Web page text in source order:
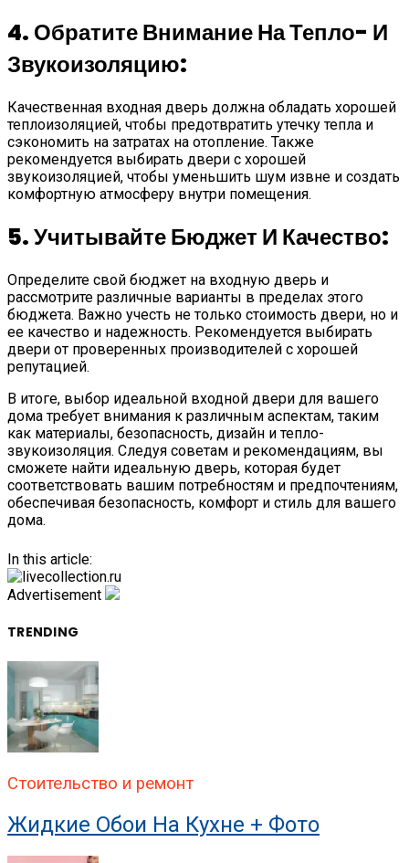
4. Обратите Внимание На Тепло- И
Звукоизоляцию:
Качественная входная дверь должна обладать хорошей
теплоизоляцией, чтобы предотвратить утечку тепла и
сэкономить на затратах на отопление. Также
рекомендуется выбирать двери с хорошей
звукоизоляцией, чтобы уменьшить шум извне и создать
комфортную атмосферу внутри помещения.
5. Учитывайте Бюджет И Качество:
Определите свой бюджет на входную дверь и
рассмотрите различные варианты в пределах этого
бюджета. Важно учесть не только стоимость двери, но и
ее качество и надежность. Рекомендуется выбирать
двери от проверенных производителей с хорошей
репутацией.
В итоге, выбор идеальной входной двери для вашего
дома требует внимания к различным аспектам, таким
как материалы, безопасность, дизайн и тепло-
звукоизоляция. Следуя советам и рекомендациям, вы
сможете найти идеальную дверь, которая будет
соответствовать вашим потребностям и предпочтениям,
обеспечивая безопасность, комфорт и стиль для вашего
дома.
In this article:
Advertisement
TRENDING
Стоительство и ремонт
Жидкие Обои На Кухне + Фото